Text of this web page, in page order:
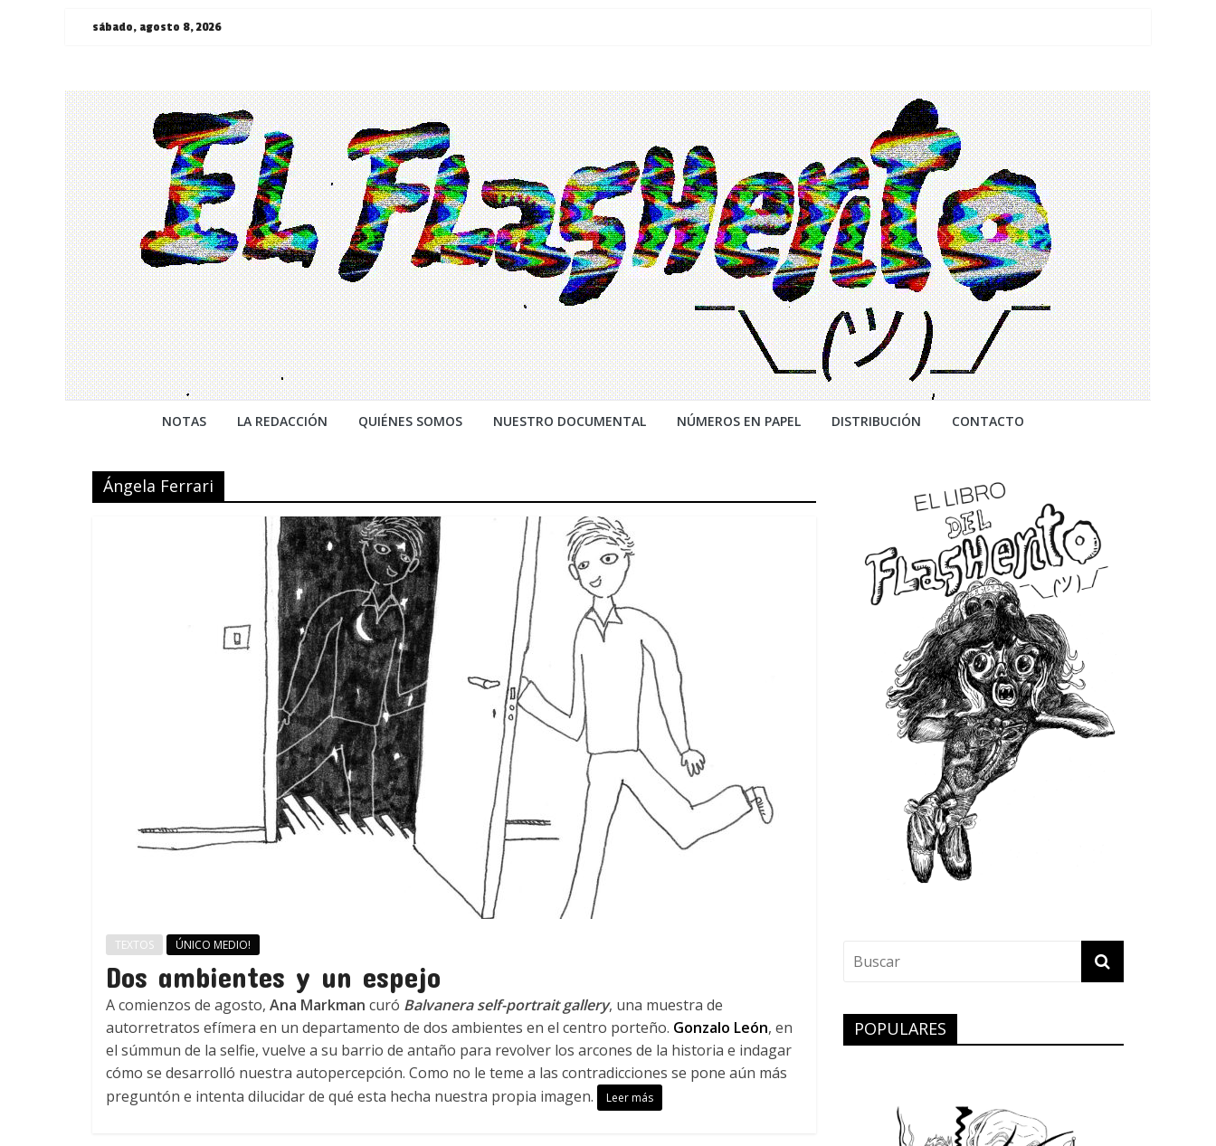
Saltarsábado, agosto 8, 2026
¯\_(ツ)_/
¯
NOTAS LA REDACCIÓN QUIÉNES SOMOS NUESTRO DOCUMENTAL NÚMEROS EN PAPEL DISTRIBUCIÓN CONTACTO
Ángela Ferrari
TEXTOS ÚNICO MEDIO!
Dos ambientes y un espejo
A comienzos de agosto, Ana Markman curó Balvanera self-portrait gallery, una muestra de
autorretratos efímera en un departamento de dos ambientes en el centro porteño. Gonzalo León, en
el súmmun de la selfie, vuelve a su barrio de antaño para revolver los arcones de la historia e indagar
cómo se desarrolló nuestra autopercepción. Como no le teme a las contradicciones se pone aún más
preguntón e intenta dilucidar de qué esta hecha nuestra propia imagen.
Leer más
POPULARES